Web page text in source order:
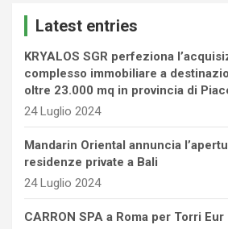
Latest entries
KRYALOS SGR perfeziona
complesso immobiliare a
oltre 23.000 mq in provincia di
24 Luglio 2024
Mandarin Oriental annuncia
residenze private a Bali
24 Luglio 2024
CARRON SPA a Roma per Torri Eur